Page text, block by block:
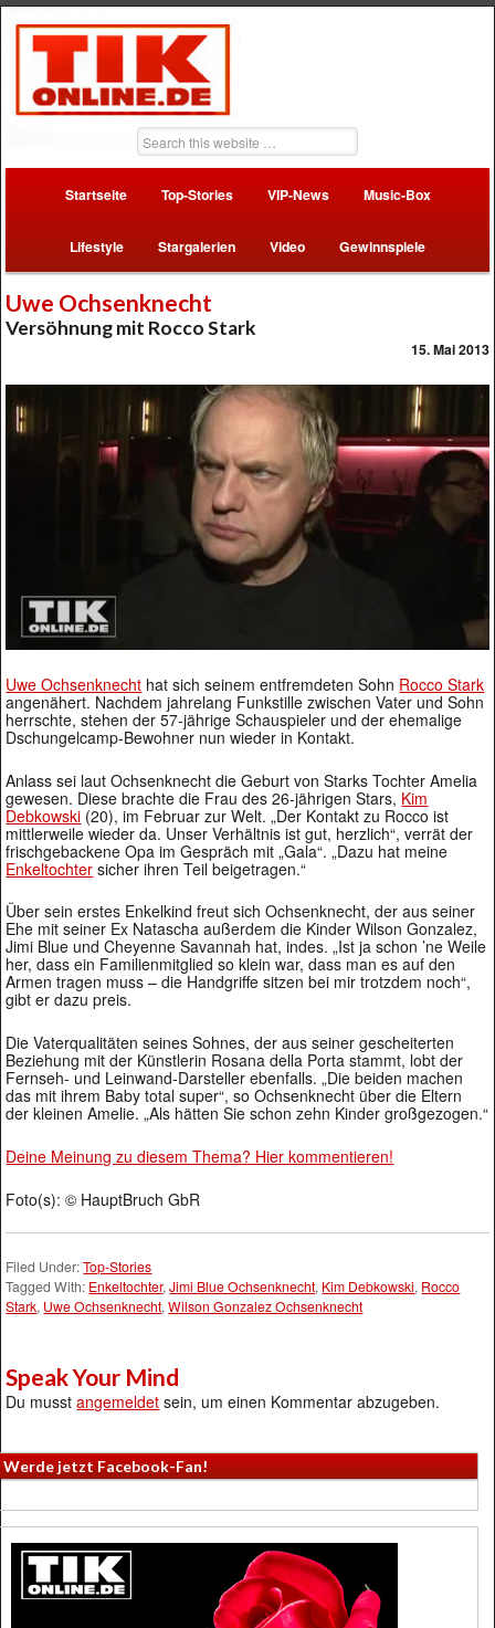
Startseite Top-Stories VIP-News Music-Box
Lifestyle Stargalerien Video Gewinnspiele
Uwe Ochsenknecht
Versöhnung mit Rocco Stark
15. Mai 2013
Uwe Ochsenknecht hat sich seinem entfremdeten Sohn Rocco Stark
angenähert. Nachdem jahrelang Funkstille zwischen Vater und Sohn
herrschte, stehen der 57-jährige Schauspieler und der ehemalige
Dschungelcamp-Bewohner nun wieder in Kontakt.
Anlass sei laut Ochsenknecht die Geburt von Starks Tochter Amelia
gewesen. Diese brachte die Frau des 26-jährigen Stars, Kim
Debkowski (20), im Februar zur Welt. „Der Kontakt zu Rocco ist
mittlerweile wieder da. Unser Verhältnis ist gut, herzlich“, verrät der
frischgebackene Opa im Gespräch mit „Gala“. „Dazu hat meine
Enkeltochter sicher ihren Teil beigetragen.“
Über sein erstes Enkelkind freut sich Ochsenknecht, der aus seiner
Ehe mit seiner Ex Natascha außerdem die Kinder Wilson Gonzalez,
Jimi Blue und Cheyenne Savannah hat, indes. „Ist ja schon ’ne Weile
her, dass ein Familienmitglied so klein war, dass man es auf den
Armen tragen muss – die Handgriffe sitzen bei mir trotzdem noch“,
gibt er dazu preis.
Die Vaterqualitäten seines Sohnes, der aus seiner gescheiterten
Beziehung mit der Künstlerin Rosana della Porta stammt, lobt der
Fernseh- und Leinwand-Darsteller ebenfalls. „Die beiden machen
das mit ihrem Baby total super“, so Ochsenknecht über die Eltern
der kleinen Amelie. „Als hätten Sie schon zehn Kinder großgezogen.“
Deine Meinung zu diesem Thema? Hier kommentieren!
Foto(s): © HauptBruch GbR
Filed Under:Top-Stories
Tagged With: Enkeltochter,Jimi Blue Ochsenknecht, Kim Debkowski, Rocco
Stark, Uwe Ochsenknecht,Wilson Gonzalez Ochsenknecht
Speak Your Mind
Du musstangemeldet sein, um einen Kommentar abzugeben.
Werde jetzt Facebook-Fan!